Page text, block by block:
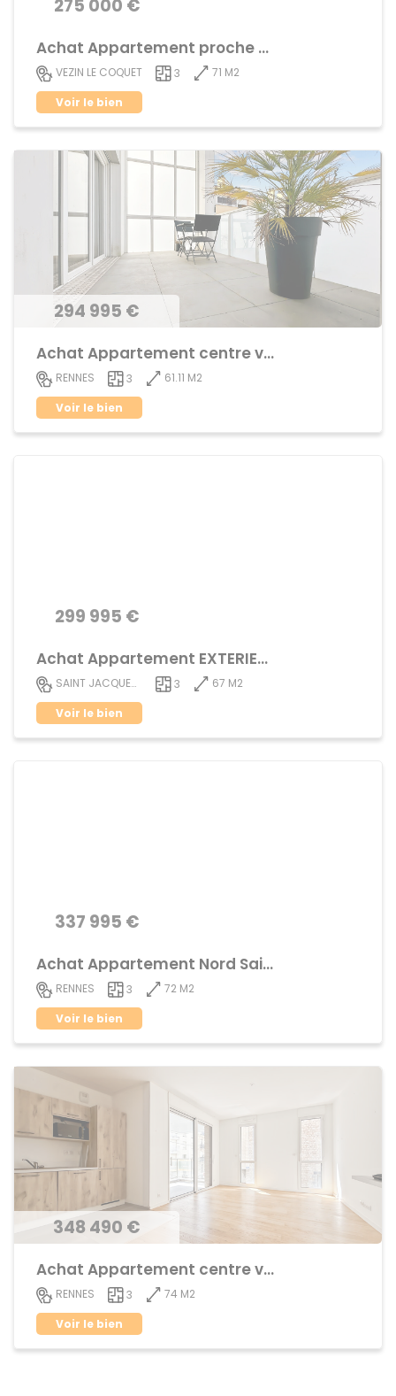
275 000 €
Achat Appartement proche centre ville
VEZIN LE COQUET 3
71 M2
Voir le bien
294 995 €
Achat Appartement centre ville
RENNES 3
61.11 M2
Voir le bien
299 995 €
Achat Appartement EXTERIEUR
SAINT JACQUES DE LA LANDE 3
67 M2
Voir le bien
337 995 €
Achat Appartement Nord Saint-Martin
RENNES 3
72 M2
Voir le bien
348 490 €
Achat Appartement centre ville
RENNES 3
74 M2
Voir le bien